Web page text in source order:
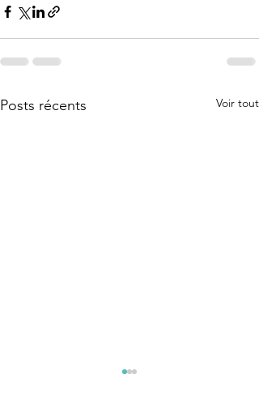
Posts récents Voir tout